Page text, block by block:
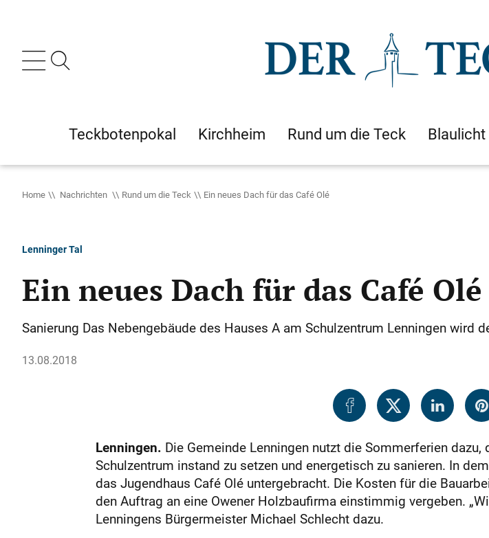
Teckbotenpokal Kirchheim Rund um die Teck Blaulicht
Home Nachrichten Rund um die Teck Ein neues Dach für das Café Olé
Lenninger Tal
Ein neues Dach für das Café Olé
Sanierung Das Nebengebäude des Hauses A am Schulzentrum Lenningen wird
13.08.2018
Lenningen. Die Gemeinde Lenningen nutzt die Sommerferien
Schulzentrum instand zu setzen und energetisch zu sanieren. In
das Jugendhaus Café Olé untergebracht. Die Kosten für die
den Auftrag an eine Owener Holzbaufirma einstimmig vergeben.
Lenningens Bürgermeister Michael Schlecht dazu.